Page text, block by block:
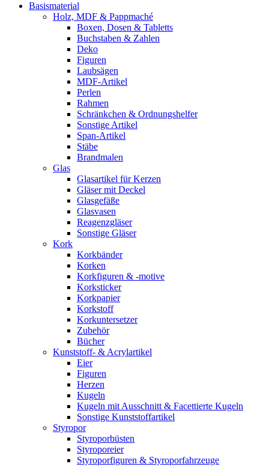
Basismaterial
Holz, MDF & Pappmaché
Boxen, Dosen & Tabletts
Buchstaben & Zahlen
Deko
Figuren
Laubsägen
MDF-Artikel
Perlen
Rahmen
Schränkchen & Ordnungshelfer
Sonstige Artikel
Span-Artikel
Stäbe
Brandmalen
Glas
Glasartikel für Kerzen
Gläser mit Deckel
Glasgefäße
Glasvasen
Reagenzgläser
Sonstige Gläser
Kork
Korkbänder
Korken
Korkfiguren & -motive
Korksticker
Korkpapier
Korkstoff
Korkuntersetzer
Zubehör
Bücher
Kunststoff- & Acrylartikel
Eier
Figuren
Herzen
Kugeln
Kugeln mit Ausschnitt & Facettierte Kugeln
Sonstige Kunststoffartikel
Styropor
Styroporbüsten
Styroporeier
Styroporfiguren & Styroporfahrzeuge